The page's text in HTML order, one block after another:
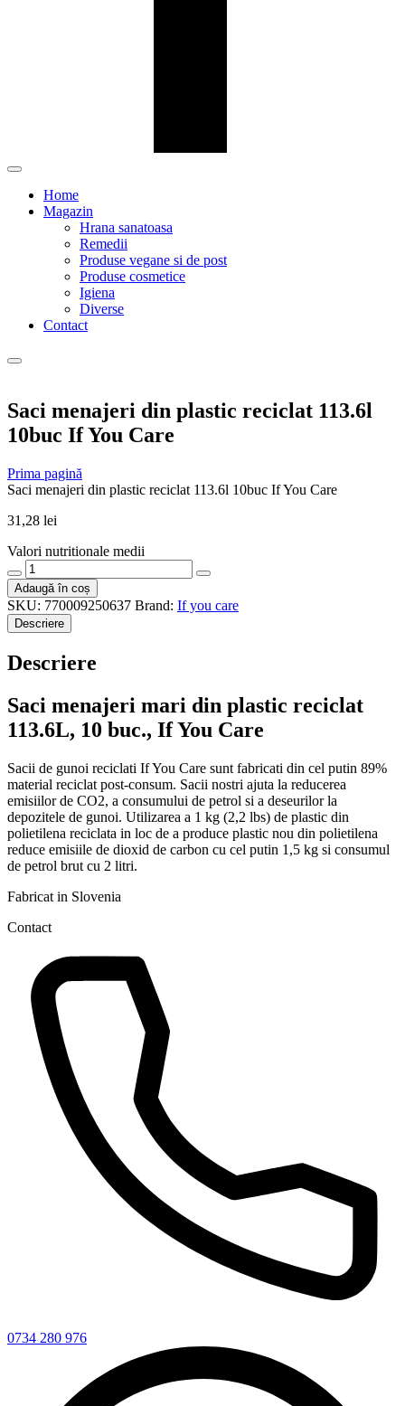
Home
Magazin
Hrana sanatoasa
Remedii
Produse vegane si de post
Produse cosmetice
Igiena
Diverse
Contact
Saci menajeri din plastic reciclat 113.6l
10buc If You Care
Prima pagină
Saci menajeri din plastic reciclat 113.6l 10buc If You Care
31,28 lei
Valori nutritionale medii
Cantitate
Saci
menajeri
din
plastic
113.6l
If
You
Care
Adaugă în coș
SKU: 770009250637 Brand: If you care
Descriere
Descriere
Saci menajeri mari din plastic reciclat
113.6L, 10 buc., If You Care
Sacii de gunoi reciclati If You Care sunt fabricati din cel putin 89%
material reciclat post-consum. Sacii nostri ajuta la reducerea
emisiilor de CO2, a consumului de petrol si a deseurilor la
depozitele de gunoi. Utilizarea a 1 kg (2,2 lbs) de plastic din
polietilena reciclata in loc de a produce plastic nou din polietilena
reduce emisiile de dioxid de carbon cu cel putin 1,5 kg si consumul
de petrol brut cu 2 litri.
Fabricat in Slovenia
Contact
0734 280 976